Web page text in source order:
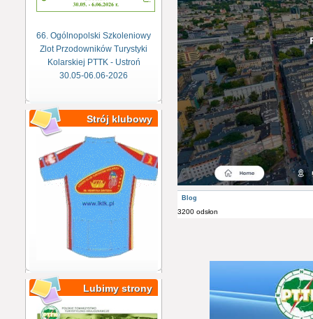
66. Ogólnopolski Szkoleniowy
Zlot Przodowników Turystyki
Kolarskiej PTTK - Ustroń
30.05-06.06-2026
Strój klubowy
Lubimy strony
Blog
3200 odsłon